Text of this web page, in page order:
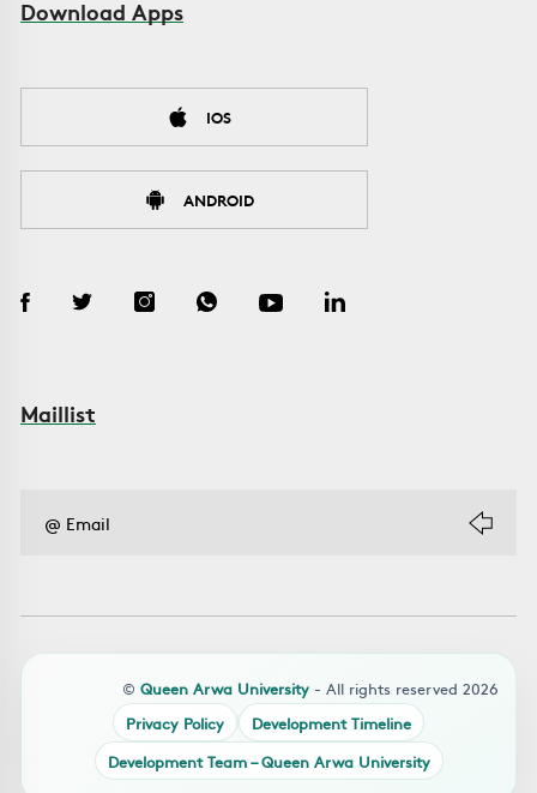
Download Apps
IOS
ANDROID
Maillist
© Queen Arwa University - All rights reserved 2026
Privacy Policy
Development Timeline
Development Team – Queen Arwa University